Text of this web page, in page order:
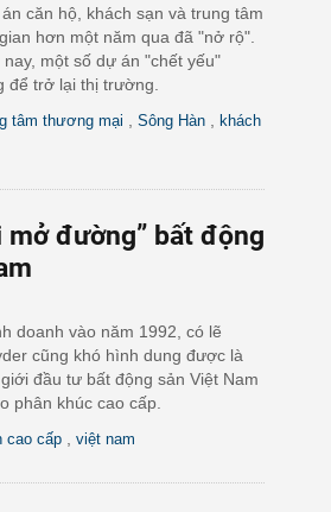
căn hộ, khách sạn và trung tâm
hơn một năm qua đã "nở rộ".
một số dự án "chết yếu"
để trở lại thị trường.
tâm thương mại Sông Hàn
khách
mở đường” bất động
doanh vào năm 1992, có lẽ
cũng khó hình dung được là
đầu tư bất động sản Việt Nam
phân khúc cao cấp.
cao cấp việt nam